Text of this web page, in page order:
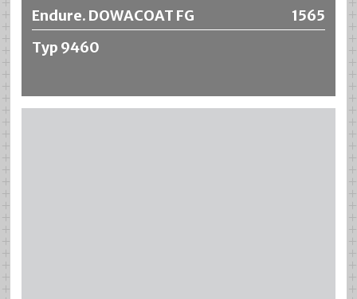
1565
Endure. DOWACOAT FG
Typ 9460